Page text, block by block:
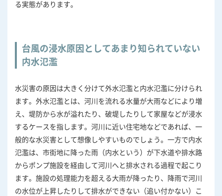
る実態があります。
台風の浸水原因としてあまり知られていない
内水氾濫
水災害の原因は大きく分けて外水氾濫と内水氾濫に分けられ
ます。外水氾濫とは、河川を流れる水量が大雨などにより増
え、堤防から水が溢れたり、破堤したりして家屋などが浸水
するケースを指します。河川に近い住宅地などであれば、一
般的な水災害として想像しやすいものでしょう。一方で内水
氾濫は、市街地に降った雨（内水という）が下水道や排水路
からポンプ施設を経由して河川へと排水される過程で起こり
ます。施設の処理能力を超える大雨が降ったり、降雨で河川
の水位が上昇したりして排水ができない（追い付かない）こ